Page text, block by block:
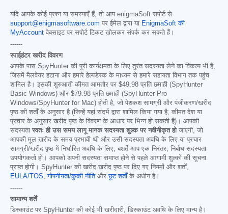
यदि आपके कोई प्रश्न या समस्याएँ हैं, तो आप enigmaSoft सपोर्ट से
support@enigmasoftware.com पर ईमेल द्वारा या EnigmaSoft की
MyAccount वेबसाइट पर सपोर्ट टिकट खोलकर संपर्क कर सकते हैं।
------
स्पाईहंटर खरीद विवरण
आपके पास SpyHunter की पूरी कार्यक्षमता के लिए तुरंत सदस्यता लेने का विकल्प भी है,
जिसमें मैलवेयर हटाना और हमारे हेल्पडेस्क के माध्यम से हमारे सहायता विभाग तक पहुंच
शामिल है। इसकी शुरुआती कीमत आमतौर पर $49.98 प्रति छमाही (SpyHunter
Basic Windows) और $79.98 प्रति छमाही (SpyHunter Pro
Windows/SpyHunter for Mac) होती है, जो पेशकश सामग्री और पंजीकरण/खरीद
पृष्ठ की शर्तों के अनुसार है (जिन्हें यहां संदर्भ द्वारा शामिल किया गया है; कीमत देश या
प्रचार के अनुसार खरीद पृष्ठ के विवरण के आधार पर भिन्न हो सकती है)। आपकी
सदस्यता स्वतः ही उस समय लागू मानक सदस्यता शुल्क पर नवीनीकृत होजाएगी, जो
आपकी मूल खरीद के समय प्रभावी थी और उसी सदस्यता अवधि के लिए या प्रचार
सामग्री/खरीद पृष्ठ में निर्धारित अवधि के लिए, बशर्ते आप एक निरंतर, निर्बाध सदस्यता
उपयोगकर्ता हों। आपको अपनी सदस्यता समाप्त होने से पहले आगामी शुल्कों की सूचना
प्राप्त होगी। SpyHunter की खरीद खरीद पृष्ठ पर दिए गए नियमों और शर्तों,
EULA/TOS,गोपनीयता/कुकी नीतिऔरछूट शर्तोंके अधीन है।
------
सामान्य शर्तें
डिस्काउंट पर SpyHunter की कोई भी खरीदारी, डिस्काउंट अवधि के लिए मान्य है।